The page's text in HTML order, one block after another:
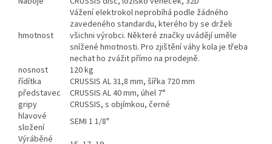
hmotnost
Vážení elektrokol neprobíhá podle žádného
zavedeného standardu, kterého by se drželi
všichni výrobci. Některé značky uvádějí uměle
snížené hmotnosti. Pro zjištění váhy kola je třeba
nechat ho zvážit přímo na prodejně.
nosnost
120 kg
řídítka
CRUSSIS AL 31,8 mm, šířka 720 mm
představec
CRUSSIS AL 40 mm, úhel 7°
gripy
CRUSSIS, s objímkou, černé
hlavové
složení
SEMI 1 1/8"
Výráběné